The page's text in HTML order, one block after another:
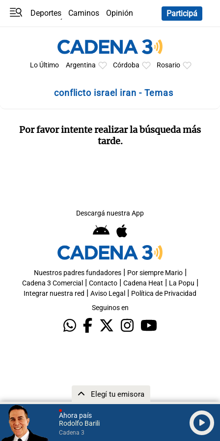
Ahora país
Rodolfo Barili
Cadena 3
Elegí tu emisora
Deportes Caminos
Opinión
Participá
Lo Último Argentina Córdoba Rosario
conflicto israel iran - Temas
Por favor intente realizar la búsqueda más
tarde.
Descargá nuestra App
Nuestros padres fundadores| Por siempre Mario|
Cadena 3 Comercial | Contacto| Cadena Heat | La Popu |
Integrar nuestra red | Aviso Legal | Política de Privacidad
Seguinos en